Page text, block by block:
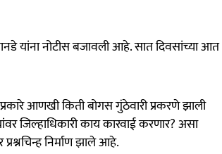
यांना नोटीस बजावली आहे. सात दिवसांच्या आत
आणखी किती बोगस गुंठेवारी प्रकरणे झाली
जिल्हाधिकारी काय कारवाई करणार? असा
निर्माण झाले आहे.